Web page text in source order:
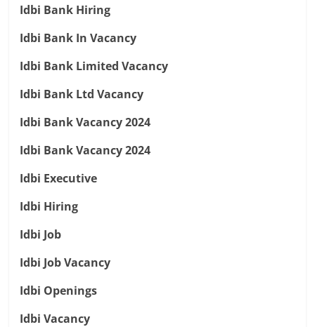
Idbi Bank Hiring
Idbi Bank In Vacancy
Idbi Bank Limited Vacancy
Idbi Bank Ltd Vacancy
Idbi Bank Vacancy 2024
Idbi Bank Vacancy 2024
Idbi Executive
Idbi Hiring
Idbi Job
Idbi Job Vacancy
Idbi Openings
Idbi Vacancy